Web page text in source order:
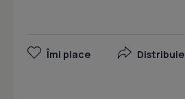
Îmi place Distribuie